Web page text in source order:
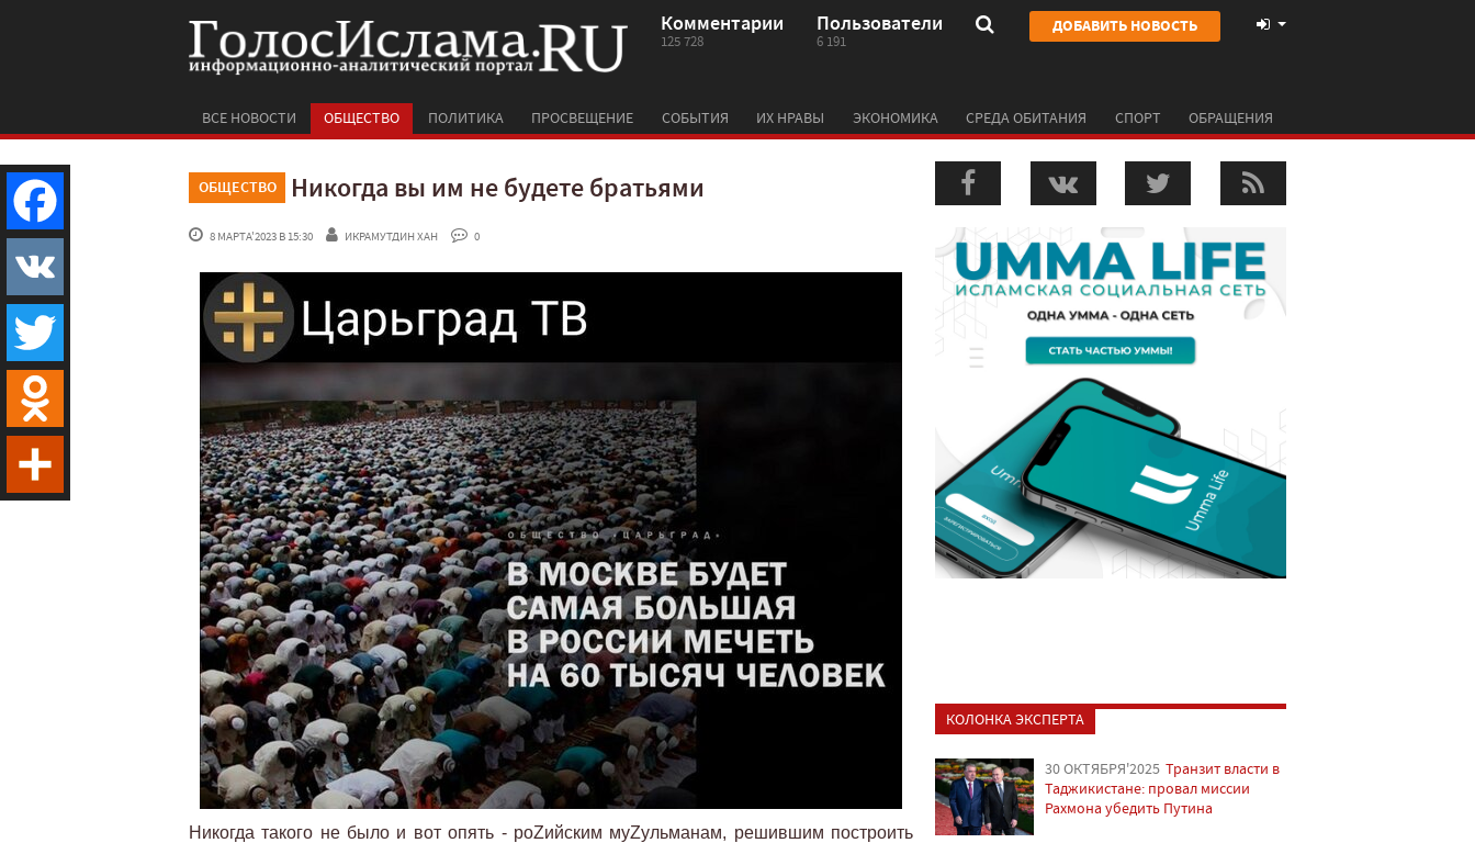
Комментарии
125 728
Пользователи
6 191
ДОБАВИТЬ НОВОСТЬ
ВСЕ НОВОСТИ ОБЩЕСТВО ПОЛИТИКА ПРОСВЕЩЕНИЕ СОБЫТИЯ ИХ НРАВЫ ЭКОНОМИКА СРЕДА ОБИТАНИЯ СПОРТ ОБРАЩЕНИЯ
ОБЩЕСТВО Никогда вы им не будете братьями
8 МАРТА'2023 В 15:30 ИКРАМУТДИН ХАН 0
Никогда такого не было и вот опять - роZийским муZульманам, решившим построить
КОЛОНКА ЭКСПЕРТА
30 ОКТЯБРЯ'2025 Транзит власти в
Таджикистане: провал миссии
Рахмона убедить Путина
Facebook
VK
Twitter
Odnoklassniki